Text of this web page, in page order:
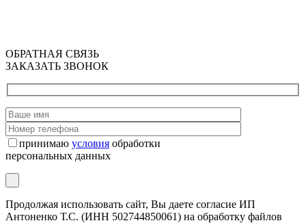
ОБРАТНАЯ СВЯЗЬ
ЗАКАЗАТЬ ЗВОНОК
принимаю условия обработки
персональных данных
Продолжая использовать сайт, Вы даете согласие ИП
Антоненко Т.С. (ИНН 502744850061) на обработку файлов